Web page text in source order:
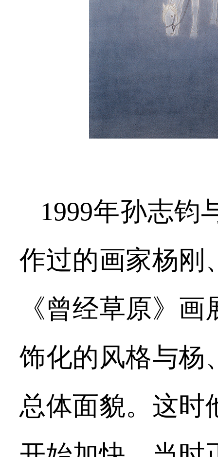
1999年孙志钧
作过的画家杨刚
《曾经草原》
饰化的风格与杨
总体面貌。这时